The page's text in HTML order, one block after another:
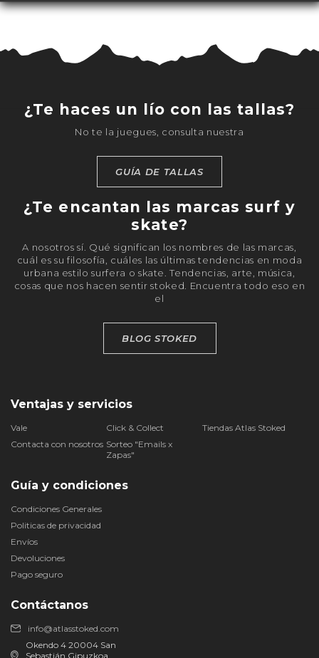
Contáctanos
info@atlasstoked.com
Okendo 4 20004 San
Sebastián Gipuzkoa
Ventajas y servicios
Vale Click & Collect
Tiendas Atlas Stoked
Contacta con nosotros Sorteo "Emails x
Zapas"
Guía y condiciones
Condiciones Generales
Politicas de privacidad
Envíos
Devoluciones
Pago seguro
¿Te haces un lío con las tallas?
No te la juegues, consulta nuestra
GUÍA DE TALLAS
¿Te encantan las marcas surf y
skate?
A nosotros sí. Qué significan los nombres de las marcas,
cuál es su filosofía, cuáles las últimas tendencias en moda
urbana estilo surfera o skate. Tendencias, arte, música,
cosas que nos hacen sentir stoked. Encuentra todo eso en
el
BLOG STOKED